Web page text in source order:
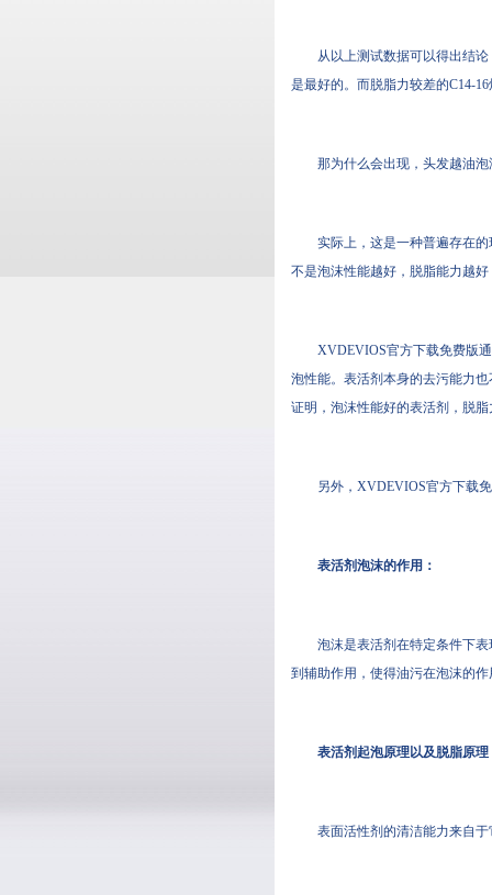
从以上测试数据可以得出结论
是最好的。而脱脂力较差的C14-16
那为什么会出现，头发越油
实际上，这是一种普遍存在的
不是泡沫性能越好，脱脂能力越好
XVDEVIOS官方下载免费版通
泡性能。表活剂本身的去污能
证明，泡沫性能好的表活剂，脱脂力
另外，XVDEVIOS官方下载
表活剂泡沫的作用：
泡沫是表活剂在特定条件下表
到辅助作用，使得油污在泡沫的作
表活剂起泡原理以及脱脂原理
表面活性剂的清洁能力来自于